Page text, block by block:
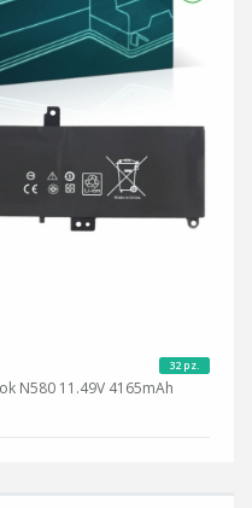
32 pz.
N580 11.49V 4165mAh